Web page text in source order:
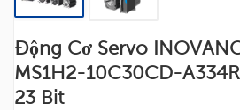
Động Cơ Servo
MS1H2-10C30CD-
23 Bit